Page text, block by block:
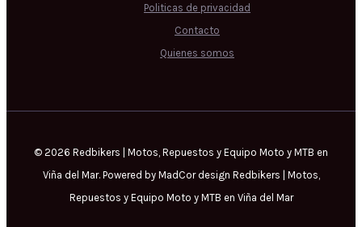
Politicas de privacidad
Contacto
Quienes somos
© 2026 Redbikers | Motos, Repuestos y Equipo Moto y MTB en
Viña del Mar. Powered by MadCor design Redbikers | Motos,
Repuestos y Equipo Moto y MTB en Viña del Mar